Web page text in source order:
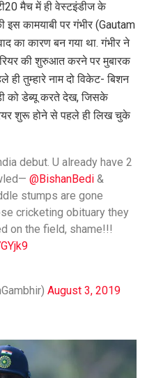
मैच में ही वेस्‍टइंडीज के
कामयाबी पर गंभीर (Gautam
का कारण बन गया था. गंभीर ने
की शुरुआत करने पर मुबारक
तुम्हारे नाम दो विकेट- बिशन
को डेब्यू करते देख, जिसके
शुरू होने से पहले ही लिख चुके
debut. U already have 2
@BishanBedi &
stumps are gone
cricketing obituary they
on the field, shame!!!
August 3, 2019